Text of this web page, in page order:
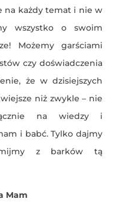
na każdy temat i nie w
wszystko o swoim
Możemy garściami
czy doświadczenia
że w dzisiejszych
niż zwykle – nie
na wiedzy i
i babć. Tylko dajmy
z barków tą
Mam